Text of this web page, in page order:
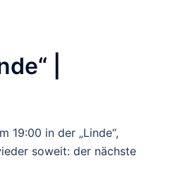
|
19:00 in der „Linde“,
soweit: der nächste